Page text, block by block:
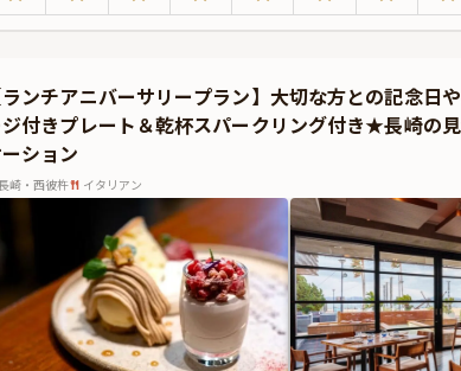
人やご家族との記念日にもぴったり。長崎駅前からの無料シャトル
ンチアニバーサリープラン】大切な方との記念日
付きプレート＆乾杯スパークリング付き★長崎の
ション
崎・西彼杵 イタリアン